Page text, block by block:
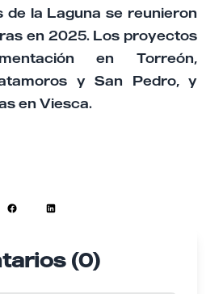
de la Laguna se reunieron
en 2025. Los proyectos
en Torreón,
y San Pedro, y
en Viesca.
(0)